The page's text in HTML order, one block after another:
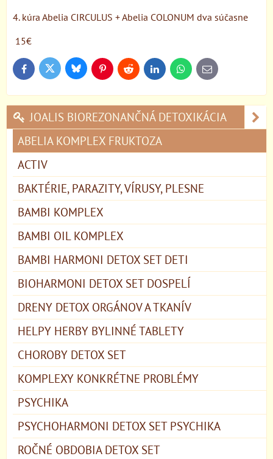
4. kúra Abelia CIRCULUS + Abelia COLONUM dva súčasne
15€
FacebookTwitter BlueskyPinterestReddit LinkedInWhatsApp
E-
mail
JOALIS BIOREZONANČNÁ DETOXIKÁCIA
ABELIA KOMPLEX FRUKTOZA
ACTIV
BAKTÉRIE, PARAZITY, VÍRUSY, PLESNE
BAMBI KOMPLEX
BAMBI OIL KOMPLEX
BAMBI HARMONI DETOX SET DETI
BIOHARMONI DETOX SET DOSPELÍ
DRENY DETOX ORGÁNOV A TKANÍV
HELPY HERBY BYLINNÉ TABLETY
CHOROBY DETOX SET
KOMPLEXY KONKRÉTNE PROBLÉMY
PSYCHIKA
PSYCHOHARMONI DETOX SET PSYCHIKA
ROČNÉ OBDOBIA DETOX SET